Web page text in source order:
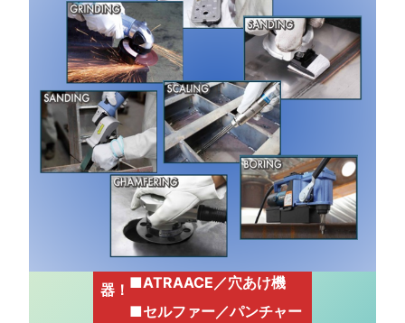
■ATRAACE／穴あけ機
器！
■セルファー／パンチャー